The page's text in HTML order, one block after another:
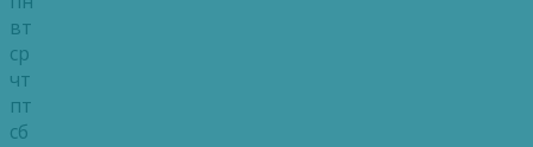
вт
ср
чт
пт
сб